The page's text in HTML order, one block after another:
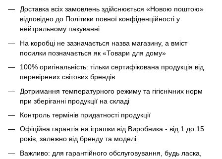
Доставка всіх замовлень здійснюється «Новою поштою»
відповідно до Політики повної конфіденційності у
нейтральному пакуванні
На коробці не зазначається назва магазину, а вміст
посилки позначається як «Товари для дому»
100% оригінальність: тільки сертифікована продукція від
перевірених світових брендів
Дотримання температурного режиму та гігієнічних норм
при зберіганні продукції на складі
Контроль термінів придатності продукції
Офіційна гарантія на іграшки від Виробника - від 1 до 15
років, залежно від бренду та моделі
Важливо: для гарантійного обслуговування, будь ласка,